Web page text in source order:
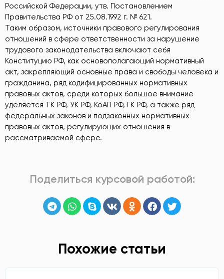
Российской Федерации, утв. Постановлением
Правительства РФ от 25.08.1992 г. № 621.
Таким образом, источники правового регулирования
отношений в сфере ответственности за нарушение
трудового законодательства включают себя
Конституцию РФ, как основополагающий нормативный
акт, закрепляющий основные права и свободы человека и
гражданина, ряд кодифицированных нормативных
правовых актов, среди которых большое внимание
уделяется ТК РФ, УК РФ, КоАП РФ, ГК РФ, а также ряд
федеральных законов и подзаконных нормативных
правовых актов, регулирующих отношения в
рассматриваемой сфере.
Поделиться курсовой работой:
Похожие статьи